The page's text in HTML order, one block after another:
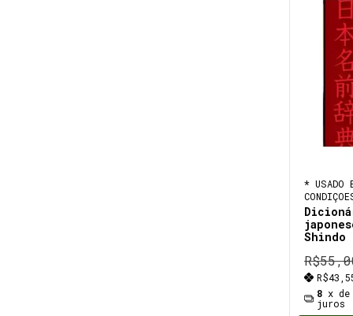
* USADO
nomes
8 x de
juros